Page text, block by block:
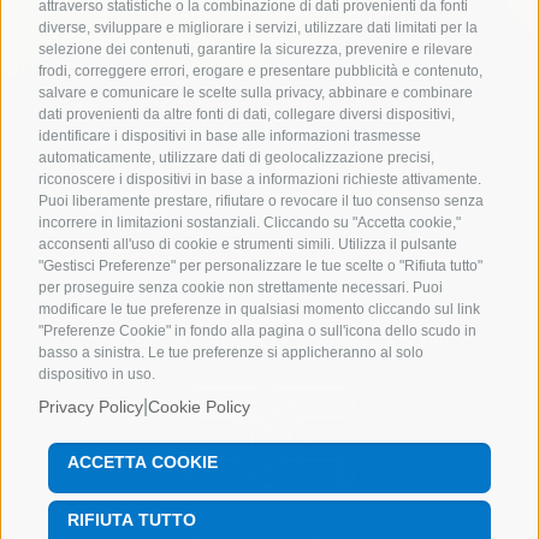
attraverso statistiche o la combinazione di dati provenienti da fonti
diverse, sviluppare e migliorare i servizi, utilizzare dati limitati per la
selezione dei contenuti, garantire la sicurezza, prevenire e rilevare
frodi, correggere errori, erogare e presentare pubblicità e contenuto,
salvare e comunicare le scelte sulla privacy, abbinare e combinare
dati provenienti da altre fonti di dati, collegare diversi dispositivi,
identificare i dispositivi in base alle informazioni trasmesse
automaticamente, utilizzare dati di geolocalizzazione precisi,
riconoscere i dispositivi in base a informazioni richieste attivamente.
Puoi liberamente prestare, rifiutare o revocare il tuo consenso senza
incorrere in limitazioni sostanziali. Cliccando su "Accetta cookie,"
acconsenti all'uso di cookie e strumenti simili. Utilizza il pulsante
"Gestisci Preferenze" per personalizzare le tue scelte o "Rifiuta tutto"
per proseguire senza cookie non strettamente necessari. Puoi
modificare le tue preferenze in qualsiasi momento cliccando sul link
"Preferenze Cookie" in fondo alla pagina o sull'icona dello scudo in
basso a sinistra. Le tue preferenze si applicheranno al solo
dispositivo in uso.
Privacy Policy Cookie Policy
ACCETTA COOKIE
RIFIUTA TUTTO
Tutti i diritti riservati Pentapack srlPosta
PECpentapack@enetpec.it| C.F e P.IVA
00781070149 | R.I. di Sondrio REA SO59215 |
Cap.Soc. 50.000,00€ i.v. |Privacy|Cookie